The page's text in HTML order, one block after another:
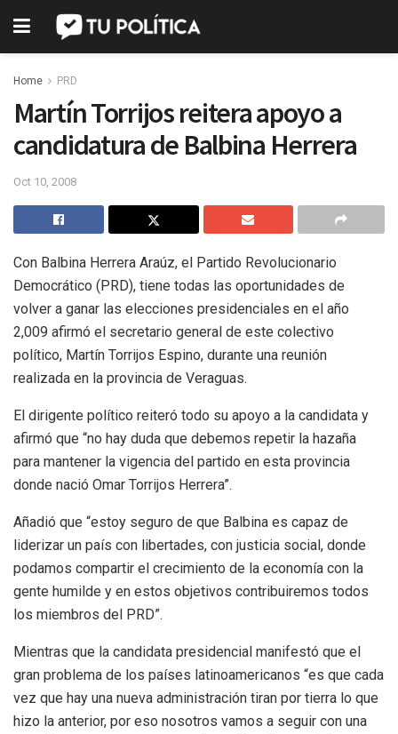
Home PRD
Martín Torrijos reitera apoyo a
candidatura de Balbina Herrera
Oct 10, 2008
Con Balbina Herrera Araúz, el Partido Revolucionario
Democrático (PRD), tiene todas las oportunidades de
volver a ganar las elecciones presidenciales en el año
2,009 afirmó el secretario general de este colectivo
político, Martín Torrijos Espino, durante una reunión
realizada en la provincia de Veraguas.
El dirigente político reiteró todo su apoyo a la candidata y
afirmó que “no hay duda que debemos repetir la hazaña
para mantener la vigencia del partido en esta provincia
donde nació Omar Torrijos Herrera”.
Añadió que “estoy seguro de que Balbina es capaz de
liderizar un país con libertades, con justicia social, donde
podamos compartir el crecimiento de la economía con la
gente humilde y en estos objetivos contribuiremos todos
los miembros del PRD”.
Mientras que la candidata presidencial manifestó que el
gran problema de los países latinoamericanos “es que cada
vez que hay una nueva administración tiran por tierra lo que
hizo la anterior, por eso nosotros vamos a seguir con una